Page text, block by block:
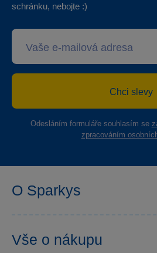
schránku, nebojte :)
Chci slevy
Odesláním formuláře souhlasím se
zpracováním
O Sparkys
Sparkys klub
Vše o nákupu